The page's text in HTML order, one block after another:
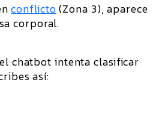
conflicto(Zona 3), aparece
corporal.
chatbot intenta clasificar
así: